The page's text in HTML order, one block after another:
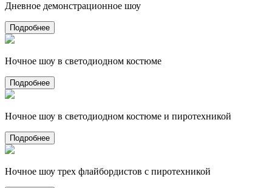
Дневное демонстрационное шоу
Подробнее
Ночное шоу в светодиодном костюме
Подробнее
Ночное шоу в светодиодном костюме и пиротехникой
Подробнее
Ночное шоу трех флайбордистов с пиротехникой